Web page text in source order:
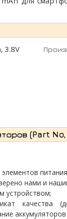
3.8V
(Part No,
нами и
устройством;
качества